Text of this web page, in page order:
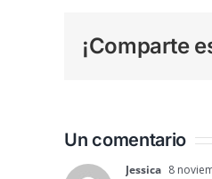
¡Comparte
Un comentario
Jessica 8